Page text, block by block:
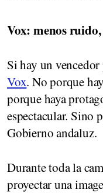
Vox: menos
Si hay un
Vox. No porque
porque haya
espectacular. Sino
Gobierno andaluz.
Durante toda la
proyectar una